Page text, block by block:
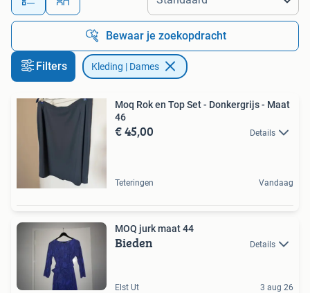
Bewaar je zoekopdracht
Filters Kleding | Dames
Moq Rok en Top Set - Donkergrijs - Maat
46
€ 45,00 Details
Teteringen Vandaag
MOQ jurk maat 44
Bieden Details
Elst Ut 3 aug 26